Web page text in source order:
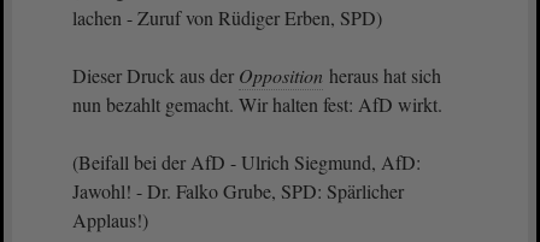
lachen - Zuruf von Rüdiger Erben, SPD)
Dieser Druck aus der Opposition heraus hat sich
nun bezahlt gemacht. Wir halten fest: AfD wirkt.
(Beifall bei der AfD - Ulrich Siegmund, AfD:
Jawohl! - Dr. Falko Grube, SPD: Spärlicher
Applaus!)